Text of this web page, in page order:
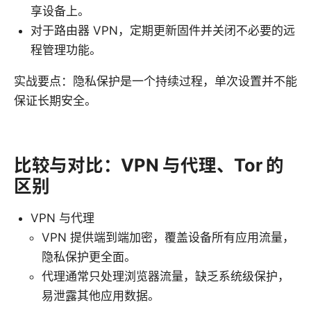
享设备上。
对于路由器 VPN，定期更新固件并关闭不必要的远
程管理功能。
实战要点：隐私保护是一个持续过程，单次设置并不能
保证长期安全。
比较与对比：VPN 与代理、Tor 的
区别
VPN 与代理
VPN 提供端到端加密，覆盖设备所有应用流量，
隐私保护更全面。
代理通常只处理浏览器流量，缺乏系统级保护，
易泄露其他应用数据。